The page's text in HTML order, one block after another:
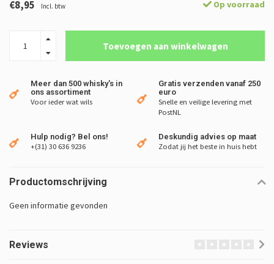
€8,95 Incl. btw Op voorraad
Toevoegen aan winkelwagen
Meer dan 500 whisky's in
ons assortiment
Voor ieder wat wils
Gratis verzenden vanaf 250
euro
Snelle en veilige levering met
PostNL
Hulp nodig? Bel ons!
+(31) 30 636 9236
Deskundig advies op maat
Zodat jij het beste in huis hebt
Productomschrijving
Geen informatie gevonden
Reviews